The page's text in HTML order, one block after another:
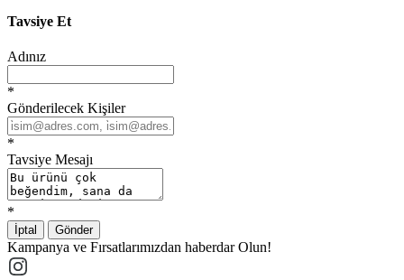
Tavsiye Et
Adınız
*
Gönderilecek Kişiler
*
Tavsiye Mesajı
*
İptal Gönder
Kampanya ve Fırsatlarımızdan haberdar Olun!